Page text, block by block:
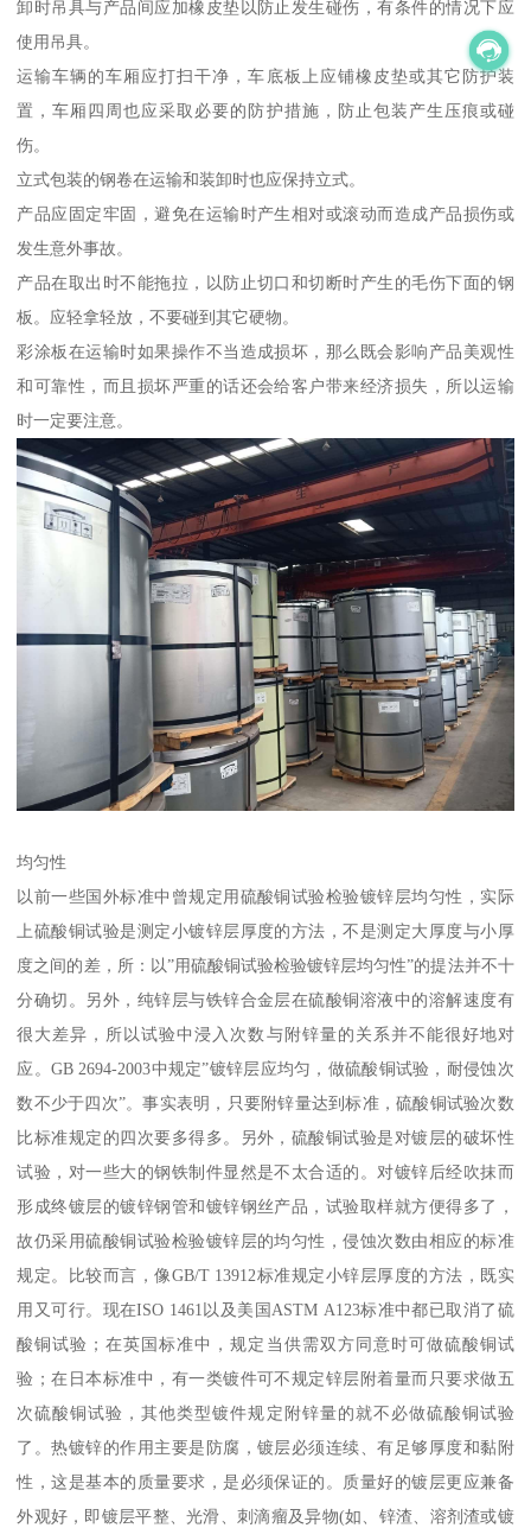
卸时吊具与产品间应加橡皮垫以防止发生碰伤，有条件的情况下应
使用吊具。
运输车辆的车厢应打扫干净，车底板上应铺橡皮垫或其它防护装
置，车厢四周也应采取必要的防护措施，防止包装产生压痕或碰
伤。
立式包装的钢卷在运输和装卸时也应保持立式。
产品应固定牢固，避免在运输时产生相对或滚动而造成产品损伤或
发生意外事故。
产品在取出时不能拖拉，以防止切口和切断时产生的毛伤下面的钢
板。应轻拿轻放，不要碰到其它硬物。
彩涂板在运输时如果操作不当造成损坏，那么既会影响产品美观性
和可靠性，而且损坏严重的话还会给客户带来经济损失，所以运输
时一定要注意。
均匀性
以前一些国外标准中曾规定用硫酸铜试验检验镀锌层均匀性，实际
上硫酸铜试验是测定小镀锌层厚度的方法，不是测定大厚度与小厚
度之间的差，所：以”用硫酸铜试验检验镀锌层均匀性”的提法并不十
分确切。另外，纯锌层与铁锌合金层在硫酸铜溶液中的溶解速度有
很大差异，所以试验中浸入次数与附锌量的关系并不能很好地对
应。GB 2694-2003中规定”镀锌层应均匀，做硫酸铜试验，耐侵蚀次
数不少于四次”。事实表明，只要附锌量达到标准，硫酸铜试验次数
比标准规定的四次要多得多。另外，硫酸铜试验是对镀层的破坏性
试验，对一些大的钢铁制件显然是不太合适的。对镀锌后经吹抹而
形成终镀层的镀锌钢管和镀锌钢丝产品，试验取样就方便得多了，
故仍采用硫酸铜试验检验镀锌层的均匀性，侵蚀次数由相应的标准
规定。比较而言，像GB/T 13912标准规定小锌层厚度的方法，既实
用又可行。现在ISO 1461以及美国ASTM A123标准中都已取消了硫
酸铜试验；在英国标准中，规定当供需双方同意时可做硫酸铜试
验；在日本标准中，有一类镀件可不规定锌层附着量而只要求做五
次硫酸铜试验，其他类型镀件规定附锌量的就不必做硫酸铜试验
了。热镀锌的作用主要是防腐，镀层必须连续、有足够厚度和黏附
性，这是基本的质量要求，是必须保证的。质量好的镀层更应兼备
外观好，即镀层平整、光滑、刺滴瘤及异物(如、锌渣、溶剂渣或镀